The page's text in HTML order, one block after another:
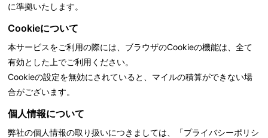
に準拠いたします。
Cookieについて
本サービスをご利用の際には、ブラウザのCookieの機能は、全て
有効とした上でご利用ください。
Cookieの設定を無効にされていると、マイルの積算ができない場
合がございます。
個人情報について
弊社の個人情報の取り扱いにつきましては、「プライバシーポリシ